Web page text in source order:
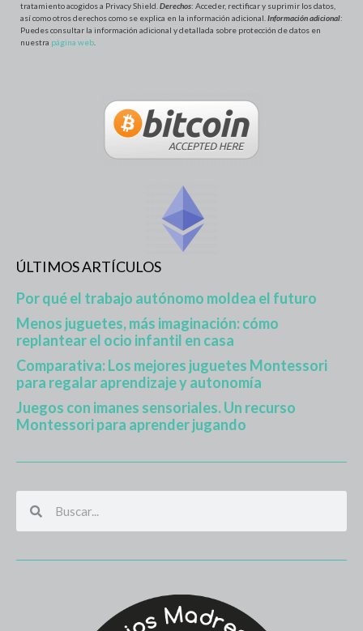
tratamiento acogidos a Privacy Shield. Derechos: Acceder, rectificar y suprimir los datos,
así como otros derechos como se explica en la información adicional. Información adicional:
Puedes consultar la información adicional y detallada sobre protección de datos en
nuestra página web
ÚLTIMOS ARTÍCULOS
Por qué el trabajo autónomo moldea el futuro
Menos juguetes, más imaginación: cómo
replantear el ocio infantil en casa
Comparativa: Los mejores juguetes Montessori
para regalar aprendizaje y autonomía
Juegos con imanes sensoriales. Un recurso
Montessori para aprender jugando